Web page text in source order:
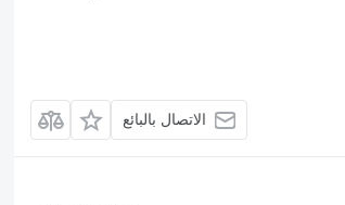
الاتصال بالبائع